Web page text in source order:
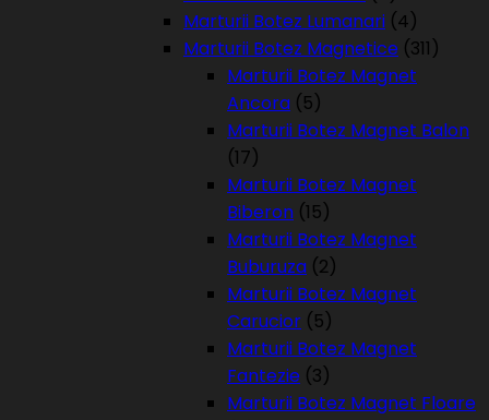
Marturii Botez Lumanari (4)
Marturii Botez Magnetice (311)
Marturii Botez Magnet
Ancora (5)
Marturii Botez Magnet Balon
(17)
Marturii Botez Magnet
Biberon (15)
Marturii Botez Magnet
Buburuza (2)
Marturii Botez Magnet
Carucior (5)
Marturii Botez Magnet
Fantezie (3)
Marturii Botez Magnet Floare